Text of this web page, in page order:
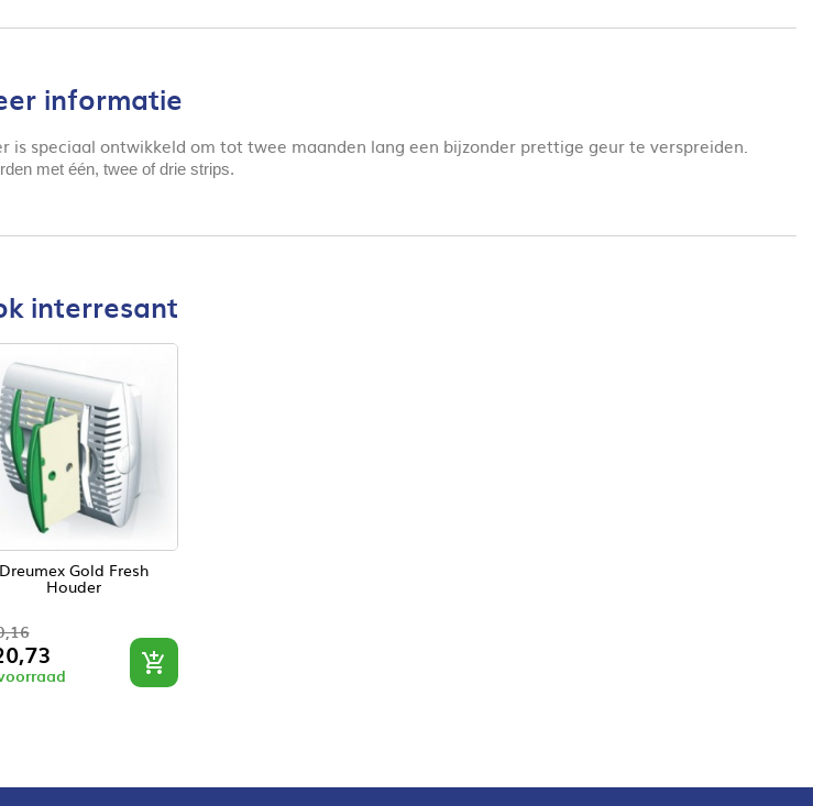
informatie
speciaal ontwikkeld om tot twee maanden lang een bijzonder prettige geur te verspreiden.
met één, twee of drie strips.
interresant
Dreumex Gold Fresh
Houder
